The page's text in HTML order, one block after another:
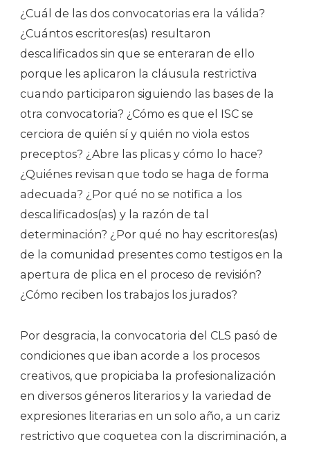
¿Cuál de las dos convocatorias era la válida?
¿Cuántos escritores(as) resultaron
descalificados sin que se enteraran de ello
porque les aplicaron la cláusula restrictiva
cuando participaron siguiendo las bases de la
otra convocatoria? ¿Cómo es que el ISC se
cerciora de quién sí y quién no viola estos
preceptos? ¿Abre las plicas y cómo lo hace?
¿Quiénes revisan que todo se haga de forma
adecuada? ¿Por qué no se notifica a los
descalificados(as) y la razón de tal
determinación? ¿Por qué no hay escritores(as)
de la comunidad presentes como testigos en la
apertura de plica en el proceso de revisión?
¿Cómo reciben los trabajos los jurados?
Por desgracia, la convocatoria del CLS pasó de
condiciones que iban acorde a los procesos
creativos, que propiciaba la profesionalización
en diversos géneros literarios y la variedad de
expresiones literarias en un solo año, a un cariz
restrictivo que coquetea con la discriminación, a